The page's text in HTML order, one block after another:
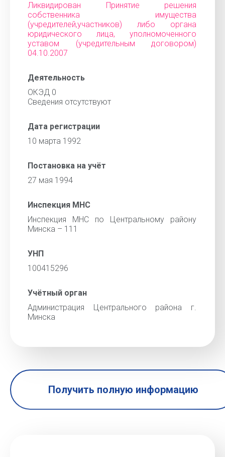
Ликвидирован Принятие решения
собственника имущества
(учредителей,участников) либо органа
юридического лица, уполномоченного
уставом (учредительным договором)
04.10.2007
Деятельность
ОКЭД 0
Сведения отсутствуют
Дата регистрации
10 марта 1992
Постановка на учёт
27 мая 1994
Инспекция МНС
Инспекция МНС по Центральному району
Минска – 111
УНП
100415296
Учётный орган
Администрация Центрального района г.
Минска
Получить полную информацию